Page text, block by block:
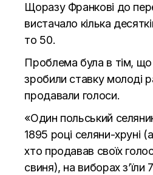
Щоразу Франкові до
вистачало кілька
то 50.
Проблема була в тім, що
зробили ставку молоді
продавали голоси.
«Один польський
1895 році селяни-хруні
хто продавав своїх
свиня), на виборах з’їли